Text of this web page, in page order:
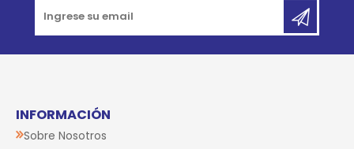
INFORMACIÓN
Sobre Nosotros